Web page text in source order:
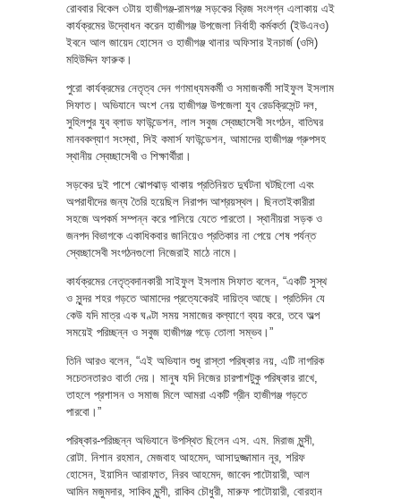
রোববার বিকেল ৩টায় হাজীগঞ্জ-রামগঞ্জ সড়কের ব্রিজ সংলগ্ন এলাকায় এই
কার্যক্রমের উদ্বোধন করেন হাজীগঞ্জ উপজেলা নির্বাহী কর্মকর্তা (ইউএনও)
ইবনে আল জায়েদ হোসেন ও হাজীগঞ্জ থানার অফিসার ইনচার্জ (ওসি)
মহিউদ্দিন ফারুক।
পুরো কার্যক্রমের নেতৃত্ব দেন গণমাধ্যমকর্মী ও সমাজকর্মী সাইফুল ইসলাম
সিফাত। অভিযানে অংশ নেয় হাজীগঞ্জ উপজেলা যুব রেডক্রিসেন্ট দল,
সুহিলপুর যুব ব্লাড ফাউন্ডেশন, লাল সবুজ স্বেচ্ছাসেবী সংগঠন, বাতিঘর
মানবকল্যাণ সংস্থা, সিই কমার্স ফাউন্ডেশন, আমাদের হাজীগঞ্জ গ্রুপসহ
স্থানীয় স্বেচ্ছাসেবী ও শিক্ষার্থীরা।
সড়কের দুই পাশে ঝোপঝাড় থাকায় প্রতিনিয়ত দুর্ঘটনা ঘটছিলো এবং
অপরাধীদের জন্য তৈরি হয়েছিল নিরাপদ আশ্রয়স্থল। ছিনতাইকারীরা
সহজে অপকর্ম সম্পন্ন করে পালিয়ে যেতে পারতো। স্থানীয়রা সড়ক ও
জনপদ বিভাগকে একাধিকবার জানিয়েও প্রতিকার না পেয়ে শেষ পর্যন্ত
স্বেচ্ছাসেবী সংগঠনগুলো নিজেরাই মাঠে নামে।
কার্যক্রমের নেতৃত্বদানকারী সাইফুল ইসলাম সিফাত বলেন, “একটি সুস্থ
ও সুন্দর শহর গড়তে আমাদের প্রত্যেকেরই দায়িত্ব আছে। প্রতিদিন যে
কেউ যদি মাত্র এক ঘণ্টা সময় সমাজের কল্যাণে ব্যয় করে, তবে অল্প
সময়েই পরিচ্ছন্ন ও সবুজ হাজীগঞ্জ গড়ে তোলা সম্ভব।”
তিনি আরও বলেন, “এই অভিযান শুধু রাস্তা পরিষ্কার নয়, এটি নাগরিক
সচেতনতারও বার্তা দেয়। মানুষ যদি নিজের চারপাশটুকু পরিষ্কার রাখে,
তাহলে প্রশাসন ও সমাজ মিলে আমরা একটি গ্রীন হাজীগঞ্জ গড়তে
পারবো।”
পরিষ্কার-পরিচ্ছন্ন অভিযানে উপস্থিত ছিলেন এস. এম. মিরাজ মুন্সী,
রোটা. নিশান রহমান, মেজবাহ আহমেদ, আসাদুজ্জামান নূর, শরিফ
হোসেন, ইয়াসিন আরাফাত, নিরব আহমেদ, জাবেদ পাটোয়ারী, আল
আমিন মজুমদার, সাকিব মুন্সী, রাকিব চৌধুরী, মারুফ পাটোয়ারী, বোরহান